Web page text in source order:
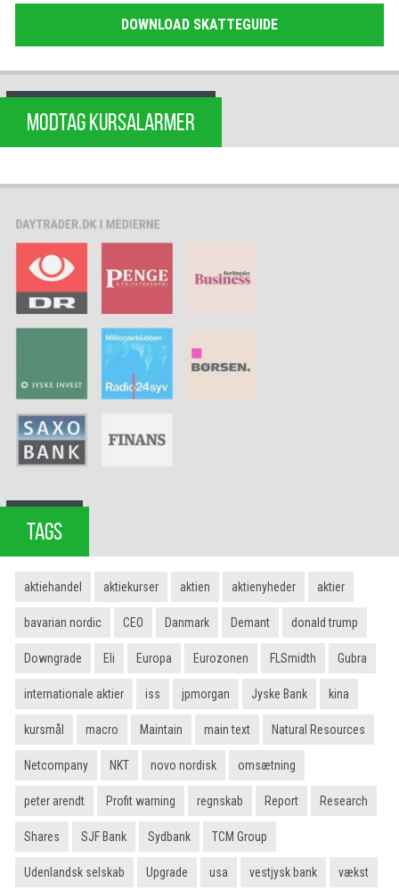
DOWNLOAD SKATTEGUIDE
MODTAG KURSALARMER
TAGS
aktiehandel aktiekurser aktien aktienyheder aktier
bavarian nordic CEO Danmark Demant donald trump
Downgrade Eli Europa Eurozonen FLSmidth Gubra
internationale aktier iss jpmorgan Jyske Bank kina
kursmål macro Maintain main text Natural Resources
Netcompany NKT novo nordisk omsætning
peter arendt Profit warning regnskab Report Research
Shares SJF Bank Sydbank TCM Group
Udenlandsk selskab Upgrade usa vestjysk bank vækst